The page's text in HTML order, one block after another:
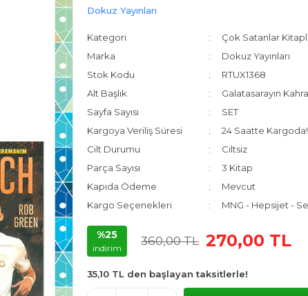
Dokuz Yayınları
Kategori
Çok Satanlar
Marka
Dokuz Yayınları
Stok Kodu
RTUX1368
Alt Başlık
Galatasarayın
Sayfa Sayısı
SET
Kargoya Veriliş Süresi
24 Saatte
Cilt Durumu
Ciltsiz
Parça Sayısı
3 Kitap
Kapıda Ödeme
Mevcut
Kargo Seçenekleri
MNG - Hepsijet -
%25
indirim
360,00 TL 270,00 TL
35,10 TL den başlayan taksitlerle!